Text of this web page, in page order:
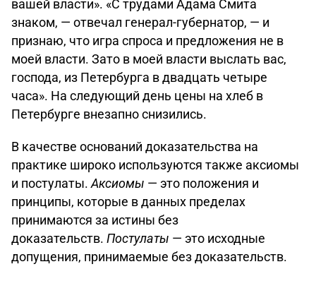
вашей власти». «С трудами Адама Смита
знаком, — отвечал генерал-губернатор, — и
признаю, что игра спроса и предложения не в
моей власти. Зато в моей власти выслать вас,
господа, из Петербурга в двадцать четыре
часа». На следующий день цены на хлеб в
Петербурге внезапно снизились.
В качестве оснований доказательства на
практике широко используются также аксиомы
и постулаты. Аксиомы — это положения и
принципы, которые в данных пределах
принимаются за истины без
доказательств. Постулаты — это исходные
допущения, принимаемые без доказательств.